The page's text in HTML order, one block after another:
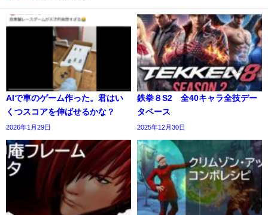
AIで車のゲーム作った。君はい
くつスコアを伸ばせるかな？
2026年1月29日
鉄拳８S2 全40キャラ全技デー
タベース
2025年12月30日